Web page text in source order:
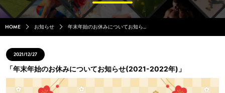
HOME お知らせ 年末年始のお休みについてお知ら...
2021/12/27
「年末年始のお休みについてお知らせ(2021-2022年)」